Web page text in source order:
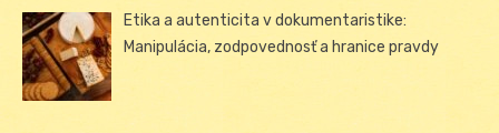
Etika a autenticita v dokumentaristike:
Manipulácia, zodpovednosť a hranice pravdy